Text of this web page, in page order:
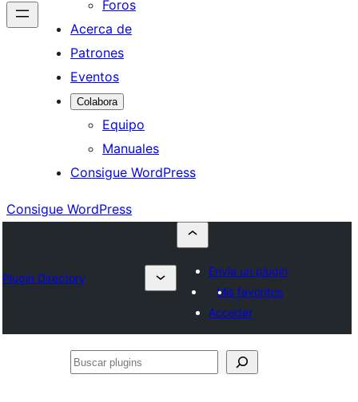
Foros
Acerca de
Patrones
Eventos
Colabora
Equipo
Manuales
Consigue WordPress
Consigue WordPress
Plugin Directory
Envía un plugin
Mis favoritos
Acceder
Buscar